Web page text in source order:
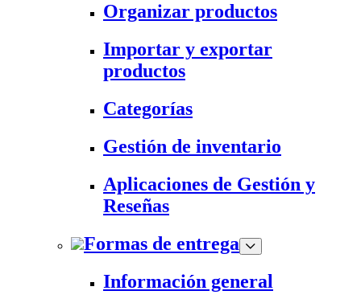
Organizar productos
Importar y exportar
productos
Categorías
Gestión de inventario
Aplicaciones de Gestión y
Reseñas
Formas de entrega
Información general